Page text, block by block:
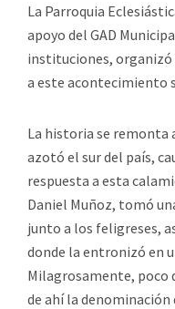
La Parroquia
apoyo del GAD
instituciones, organizó
a este acontecimiento
La historia se remonta
azotó el sur del país,
respuesta a esta
Daniel Muñoz, tomó
junto a los feligreses,
donde la entronizó en
Milagrosamente, poco
de ahí la denominación